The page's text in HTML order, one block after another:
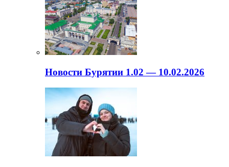
Новости Бурятии 1.02 — 10.02.2026